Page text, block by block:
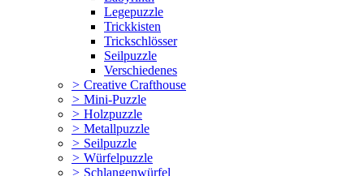
Legepuzzle
Trickkisten
Trickschlösser
Seilpuzzle
Verschiedenes
> Creative Crafthouse
> Mini-Puzzle
> Holzpuzzle
> Metallpuzzle
> Seilpuzzle
> Würfelpuzzle
> Schlangenwürfel